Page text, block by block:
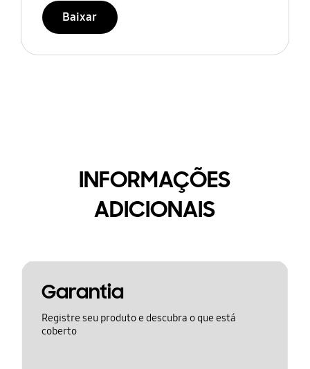
Baixar
INFORMAÇÕES
ADICIONAIS
Garantia
Registre seu produto e descubra o que está
coberto